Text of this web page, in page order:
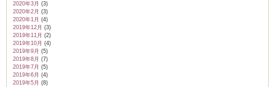
2020年3月 (3)
2020年2月 (3)
2020年1月 (4)
2019年12月 (3)
2019年11月 (2)
2019年10月 (4)
2019年9月 (5)
2019年8月 (7)
2019年7月 (5)
2019年6月 (4)
2019年5月 (8)